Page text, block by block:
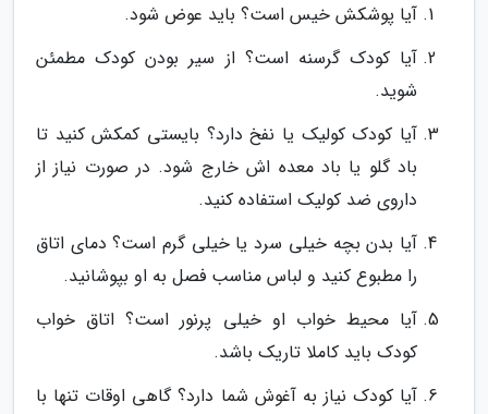
آیا پوشکش خیس است؟ باید عوض شود.
آیا کودک گرسنه است؟ از سیر بودن کودک مطمئن
شوید.
آیا کودک کولیک یا نفخ دارد؟ بایستی کمکش کنید تا
باد گلو یا باد معده اش خارج شود. در صورت نیاز از
داروی ضد کولیک استفاده کنید.
آیا بدن بچه خیلی سرد یا خیلی گرم است؟ دمای اتاق
را مطبوع کنید و لباس مناسب فصل به او بپوشانید.
آیا محیط خواب او خیلی پرنور است؟ اتاق خواب
کودک باید کاملا تاریک باشد.
آیا کودک نیاز به آغوش شما دارد؟ گاهی اوقات تنها با